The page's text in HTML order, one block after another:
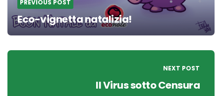
PREVIOUS POST
Eco-vignetta natalizia!
NEXT POST
Il Virus sotto Censura